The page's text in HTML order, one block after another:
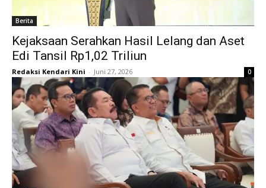
Berita
Kejaksaan Serahkan Hasil Lelang dan Aset
Edi Tansil Rp1,02 Triliun
Redaksi Kendari Kini - Juni 27, 2026 0